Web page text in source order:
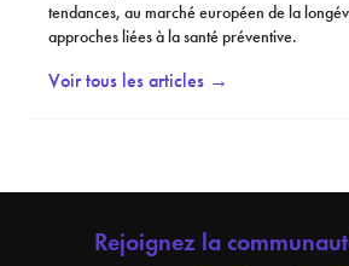
tendances, au marché européen de la
approches liées à la santé préventive.
Voir tous les articles →
Rejoignez la